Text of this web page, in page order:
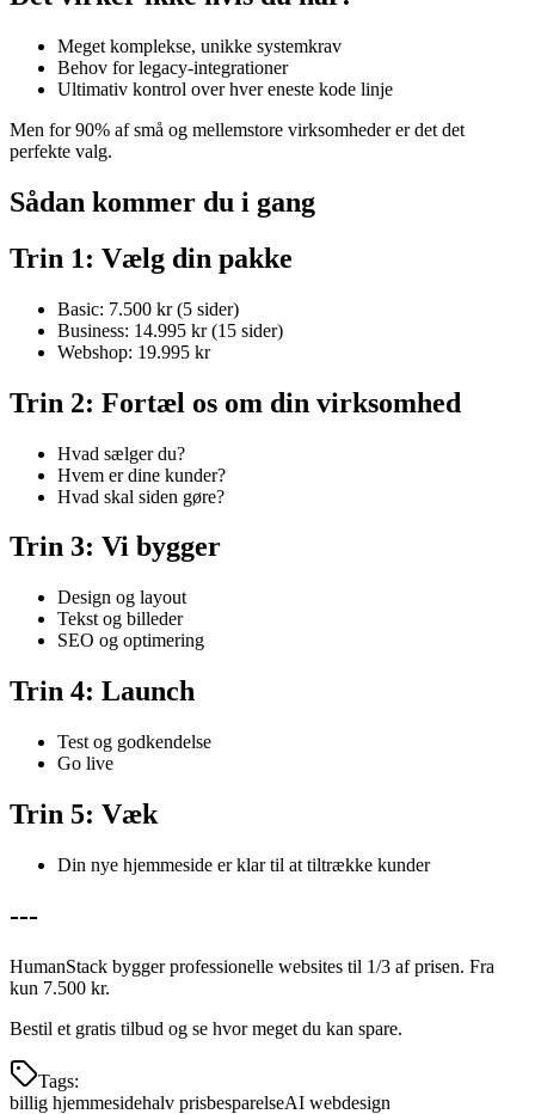
Meget komplekse, unikke systemkrav
Behov for legacy-integrationer
Ultimativ kontrol over hver eneste kode linje
Men for 90% af små og mellemstore virksomheder er det det
perfekte valg.
Sådan kommer du i gang
Trin 1: Vælg din pakke
Basic: 7.500 kr (5 sider)
Business: 14.995 kr (15 sider)
Webshop: 19.995 kr
Trin 2: Fortæl os om din virksomhed
Hvad sælger du?
Hvem er dine kunder?
Hvad skal siden gøre?
Trin 3: Vi bygger
Design og layout
Tekst og billeder
SEO og optimering
Trin 4: Launch
Test og godkendelse
Go live
Trin 5: Væk
Din nye hjemmeside er klar til at tiltrække kunder
---
HumanStack bygger professionelle websites til 1/3 af prisen. Fra
kun 7.500 kr.
Bestil et gratis tilbud og se hvor meget du kan spare.
Tags:
billig hjemmesidehalv prisbesparelseAI webdesign